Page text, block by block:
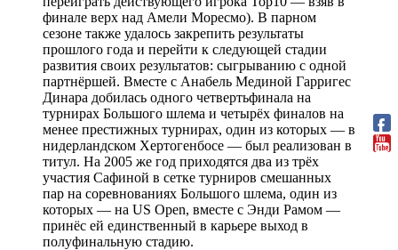
финале верх над Амели Моресмо). В парном
сезоне также удалось закрепить результаты
прошлого года и перейти к следующей стадии
развития своих результатов: сыгрыванию с одной
партнёршей. Вместе с Анабель Мединой Гарригес
Динара добилась одного четвертьфинала на
турнирах Большого шлема и четырёх финалов на
менее престижных турнирах, один из которых — в
нидерландском Хертогенбосе — был реализован в
титул. На 2005 же год приходятся два из трёх
участия Сафиной в сетке турниров смешанных
пар на соревнованиях Большого шлема, один из
которых — на US Open, вместе с Энди Рамом —
принёс ей единственный в карьере выход в
полуфинальную стадию.